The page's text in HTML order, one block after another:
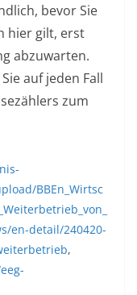
bevor Sie
hier gilt, erst
abzuwarten.
auf jeden Fall
zum
BBEn_Wirtsc
en-detail/240420-
,